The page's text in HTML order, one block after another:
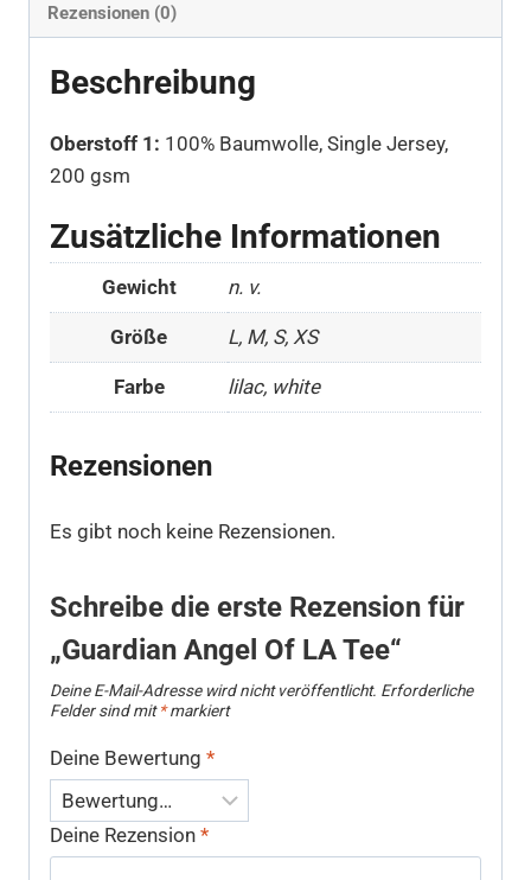
Rezensionen (0)
Beschreibung
Oberstoff 1: 100% Baumwolle, Single Jersey,
200 gsm
Zusätzliche Informationen
Gewicht n. v.
Größe L, M, S, XS
Farbe lilac, white
Rezensionen
Es gibt noch keine Rezensionen.
Schreibe die erste Rezension für
„Guardian Angel Of LA Tee“
Deine E-Mail-Adresse wird nicht veröffentlicht. Erforderliche
Felder sind mit*markiert
Deine Bewertung *
Deine Rezension *